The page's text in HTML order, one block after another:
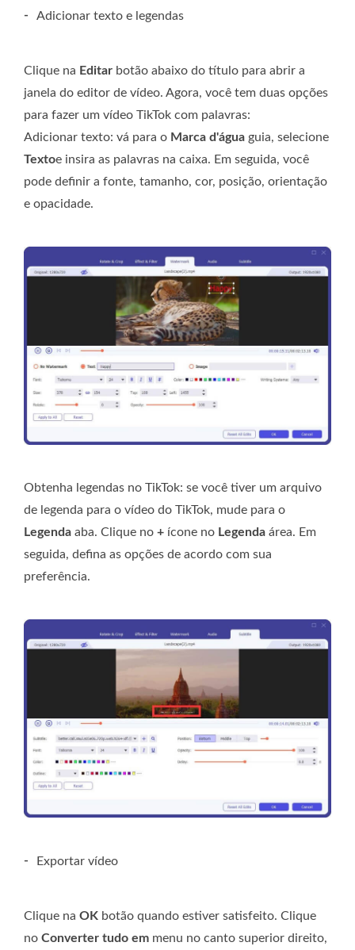
- Adicionar texto e legendas
Clique na Editar botão abaixo do título para abrir a
janela do editor de vídeo. Agora, você tem duas opções
para fazer um vídeo TikTok com palavras:
Adicionar texto: vá para o Marca d'água guia, selecione
Textoe insira as palavras na caixa. Em seguida, você
pode definir a fonte, tamanho, cor, posição, orientação
e opacidade.
Obtenha legendas no TikTok: se você tiver um arquivo
de legenda para o vídeo do TikTok, mude para o
Legenda aba. Clique no + ícone no Legenda área. Em
seguida, defina as opções de acordo com sua
preferência.
- Exportar vídeo
Clique na OK botão quando estiver satisfeito. Clique
no Converter tudo em menu no canto superior direito,